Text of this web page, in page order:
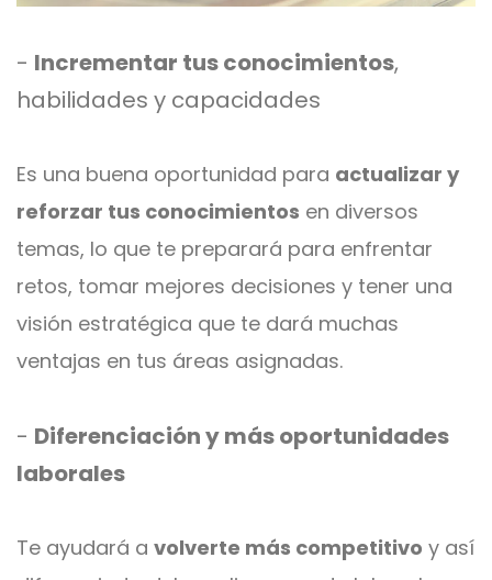
- Incrementar tus conocimientos,
habilidades y capacidades
Es una buena oportunidad para actualizar y
reforzar tus conocimientos en diversos
temas, lo que te preparará para enfrentar
retos, tomar mejores decisiones y tener una
visión estratégica que te dará muchas
ventajas en tus áreas asignadas.
- Diferenciación y más oportunidades
laborales
Te ayudará a volverte más competitivo y así